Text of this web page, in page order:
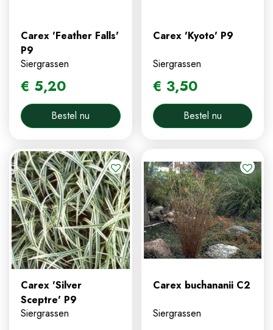
Carex 'Feather Falls'
P9
Siergrassen
€ 5,20
Bestel nu
Carex 'Kyoto' P9
Siergrassen
€ 3,50
Bestel nu
Carex 'Silver
Sceptre' P9
Siergrassen
Carex buchananii C2
Siergrassen